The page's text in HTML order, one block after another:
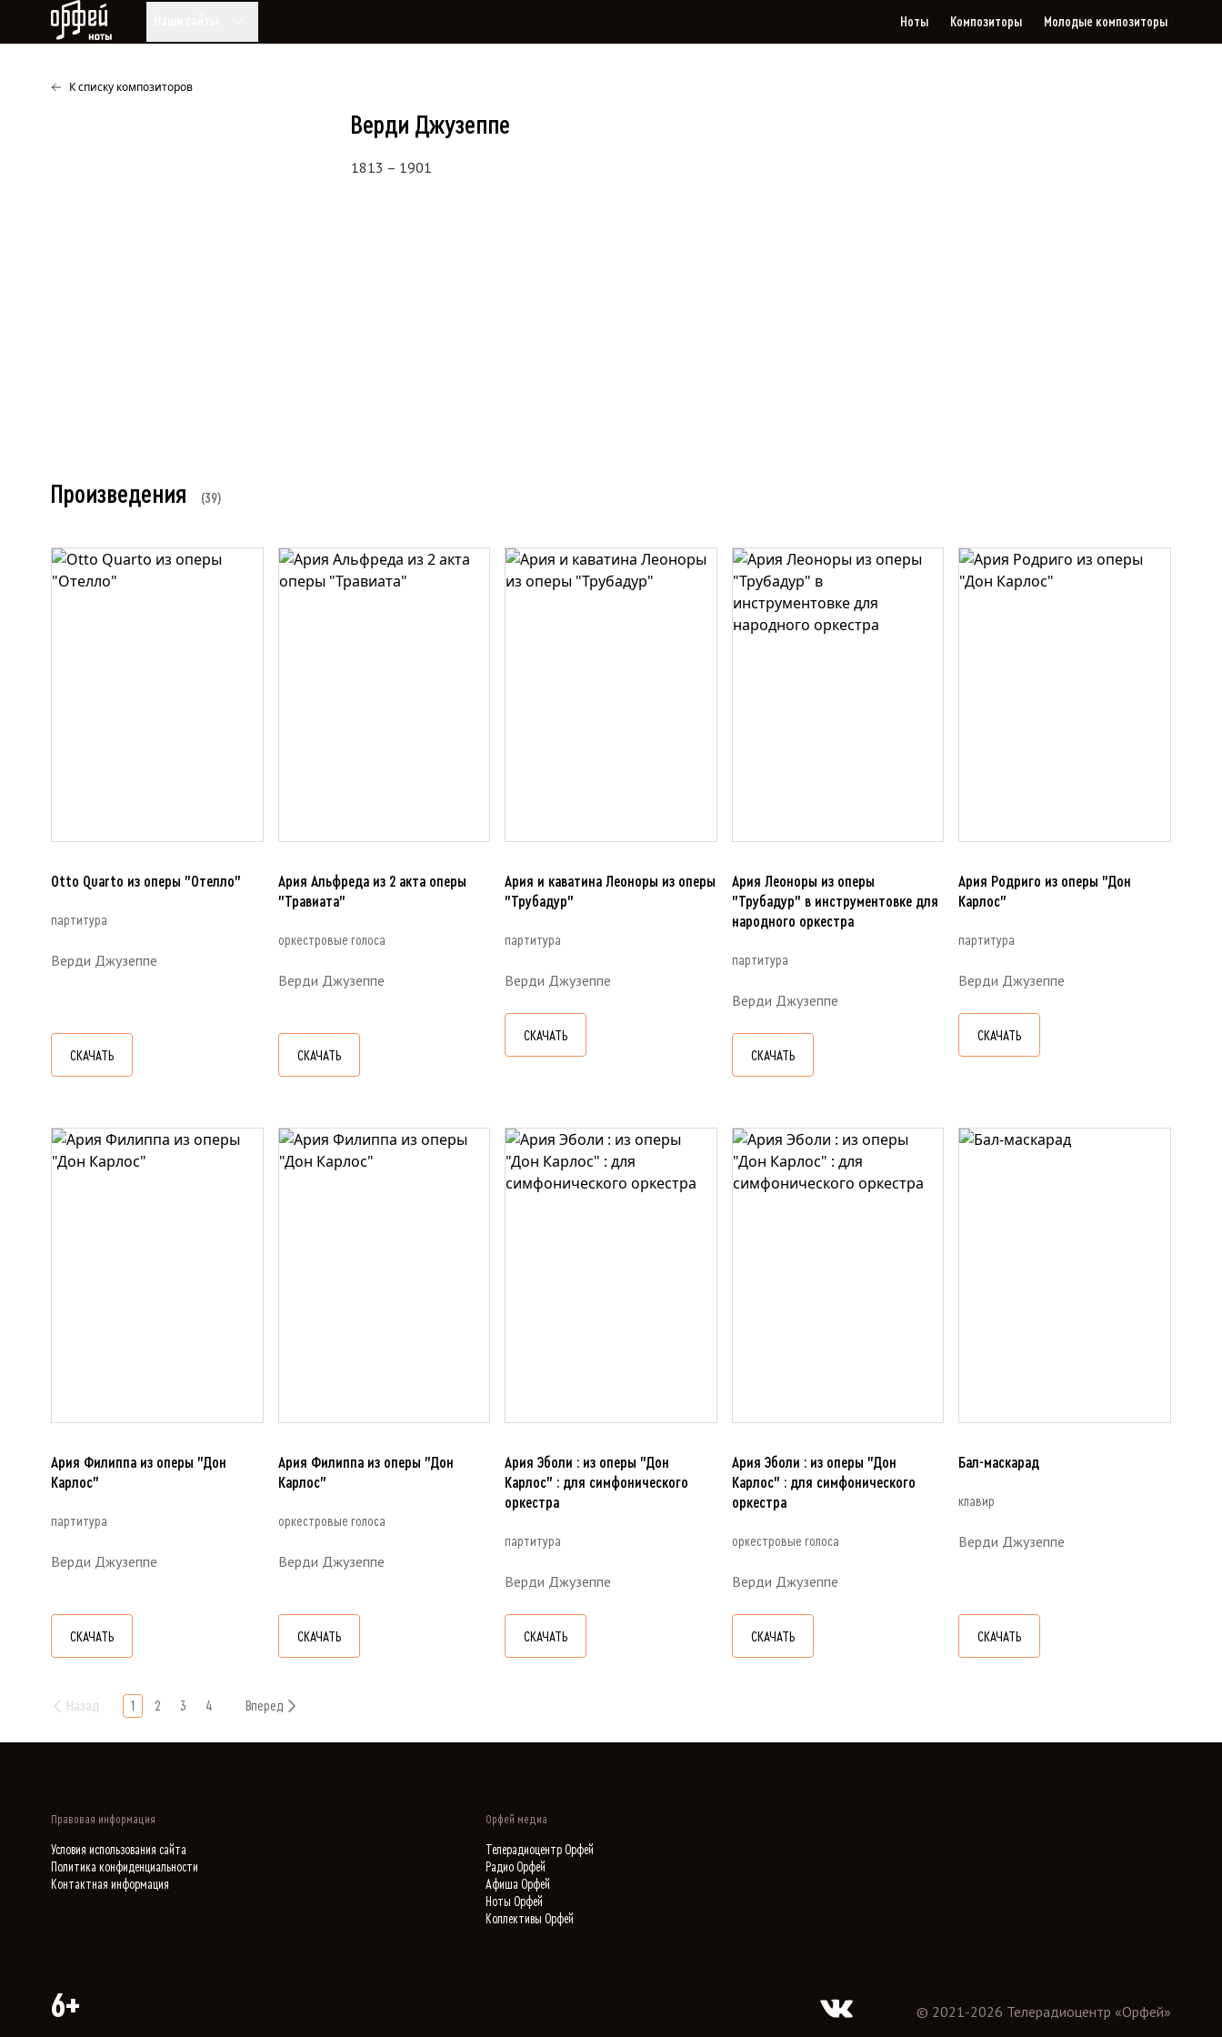
Ноты Орфей
Ноты Композиторы Молодые композиторы
К списку композиторов
Верди Джузеппе
1813 – 1901
Произведения 39
Otto Quarto из оперы "Отелло"
партитура
Верди Джузеппе
СКАЧАТЬ
Ария Альфреда из 2 акта оперы
"Травиата"
оркестровые голоса
Верди Джузеппе
СКАЧАТЬ
Ария и каватина Леоноры из оперы
"Трубадур"
партитура
Верди Джузеппе
СКАЧАТЬ
Ария Леоноры из оперы
"Трубадур" в инструментовке для
народного оркестра
партитура
Верди Джузеппе
СКАЧАТЬ
Ария Родриго из оперы "Дон
Карлос"
партитура
Верди Джузеппе
СКАЧАТЬ
Ария Филиппа из оперы "Дон
Карлос"
партитура
Верди Джузеппе
СКАЧАТЬ
Ария Филиппа из оперы "Дон
Карлос"
оркестровые голоса
Верди Джузеппе
СКАЧАТЬ
Ария Эболи : из оперы "Дон
Карлос" : для симфонического
оркестра
партитура
Верди Джузеппе
СКАЧАТЬ
Ария Эболи : из оперы "Дон
Карлос" : для симфонического
оркестра
оркестровые голоса
Верди Джузеппе
СКАЧАТЬ
Бал-маскарад
клавир
Верди Джузеппе
СКАЧАТЬ
Назад 1 2 3 4 Вперед
Орфей медиа
Телерадиоцентр Орфей
Радио Орфей
Афиша Орфей
Ноты Орфей
Коллективы Орфей
Правовая информация
Условия использования сайта
Политика конфиденциальности
Контактная информация
6+ © 2021-2026 Телерадиоцентр «Орфей»